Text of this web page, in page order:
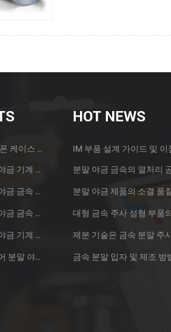
소결 MIM 전자 부품 헤드폰 케이스 금속 부품
스테인리스강 소결 분말 야금 기계 황동 기어
스테인리스강 소결 분말 야금 금속 기어
스테인리스강 소결 분말 야금 금속 기어
스테인리스강 소결 분말 야금 기계 기어
스테인리스강 철 소결 기어 분말 야금 부품
HOT NEWS
IM 부품 설계 가이드 및 이
분말 야금 금속의 열처리